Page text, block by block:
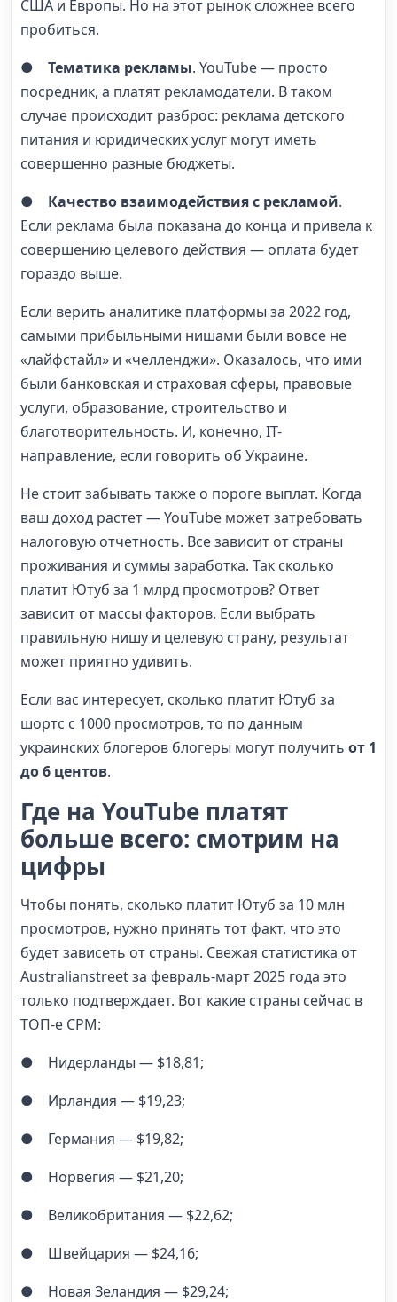
США и Европы. Но на этот рынок сложнее всего
пробиться.
● Тематика рекламы. YouTube — просто
посредник, а платят рекламодатели. В таком
случае происходит разброс: реклама детского
питания и юридических услуг могут иметь
совершенно разные бюджеты.
● Качество взаимодействия с рекламой.
Если реклама была показана до конца и привела к
совершению целевого действия — оплата будет
гораздо выше.
Если верить аналитике платформы за 2022 год,
самыми прибыльными нишами были вовсе не
«лайфстайл» и «челленджи». Оказалось, что ими
были банковская и страховая сферы, правовые
услуги, образование, строительство и
благотворительность. И, конечно, IT-
направление, если говорить об Украине.
Не стоит забывать также о пороге выплат. Когда
ваш доход растет — YouTube может затребовать
налоговую отчетность. Все зависит от страны
проживания и суммы заработка. Так сколько
платит Ютуб за 1 млрд просмотров? Ответ
зависит от массы факторов. Если выбрать
правильную нишу и целевую страну, результат
может приятно удивить.
Если вас интересует, сколько платит Ютуб за
шортс с 1000 просмотров, то по данным
украинских блогеров блогеры могут получить от 1
до 6 центов.
Где на YouTube платят
больше всего: смотрим на
цифры
Чтобы понять, сколько платит Ютуб за 10 млн
просмотров, нужно принять тот факт, что это
будет зависеть от страны. Свежая статистика от
Australianstreet за февраль-март 2025 года это
только подтверждает. Вот какие страны сейчас в
ТОП-е CPM:
● Нидерланды — $18,81;
● Ирландия — $19,23;
● Германия — $19,82;
● Норвегия — $21,20;
● Великобритания — $22,62;
● Швейцария — $24,16;
● Новая Зеландия — $29,24;